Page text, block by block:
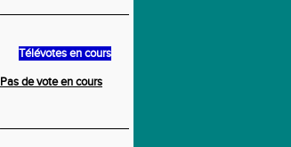
Télévotes en cours
Pas de vote en cours